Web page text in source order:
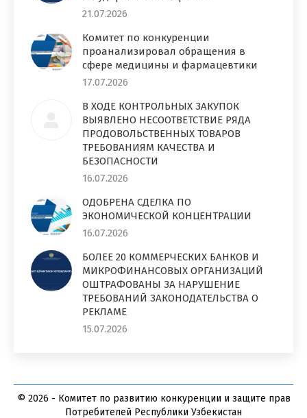
21.07.2026
Комитет по конкуренции
проанализировал обращения в
сфере медицины и фармацевтики
17.07.2026
В ХОДЕ КОНТРОЛЬНЫХ ЗАКУПОК
ВЫЯВЛЕНО НЕСООТВЕТСТВИЕ РЯДА
ПРОДОВОЛЬСТВЕННЫХ ТОВАРОВ
ТРЕБОВАНИЯМ КАЧЕСТВА И
БЕЗОПАСНОСТИ
16.07.2026
ОДОБРЕНА СДЕЛКА ПО
ЭКОНОМИЧЕСКОЙ КОНЦЕНТРАЦИИ
16.07.2026
БОЛЕЕ 20 КОММЕРЧЕСКИХ БАНКОВ И
МИКРОФИНАНСОВЫХ ОРГАНИЗАЦИЙ
ОШТРАФОВАНЫ ЗА НАРУШЕНИЕ
ТРЕБОВАНИЙ ЗАКОНОДАТЕЛЬСТВА О
РЕКЛАМЕ
15.07.2026
© 2026 - Комитет по развитию конкуренции и защите прав
Потребителей Республики Узбекистан